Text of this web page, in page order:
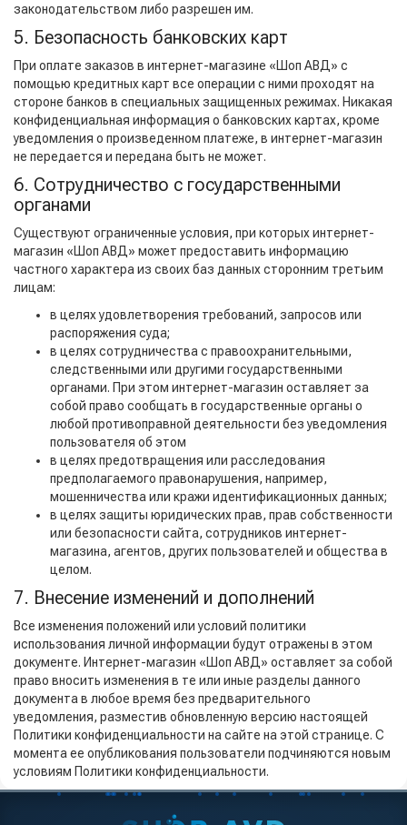
законодательством либо разрешен им.
5. Безопасность банковских карт
При оплате заказов в интернет-магазине «Шоп АВД» с
помощью кредитных карт все операции с ними проходят на
стороне банков в специальных защищенных режимах. Никакая
конфиденциальная информация о банковских картах, кроме
уведомления о произведенном платеже, в интернет-магазин
не передается и передана быть не может.
6. Сотрудничество с государственными
органами
Существуют ограниченные условия, при которых интернет-
магазин «Шоп АВД» может предоставить информацию
частного характера из своих баз данных сторонним третьим
лицам:
в целях удовлетворения требований, запросов или
распоряжения суда;
в целях сотрудничества с правоохранительными,
следственными или другими государственными
органами. При этом интернет-магазин оставляет за
собой право сообщать в государственные органы о
любой противоправной деятельности без уведомления
пользователя об этом
в целях предотвращения или расследования
предполагаемого правонарушения, например,
мошенничества или кражи идентификационных данных;
в целях защиты юридических прав, прав собственности
или безопасности сайта, сотрудников интернет-
магазина, агентов, других пользователей и общества в
целом.
7. Внесение изменений и дополнений
Все изменения положений или условий политики
использования личной информации будут отражены в этом
документе. Интернет-магазин «Шоп АВД» оставляет за собой
право вносить изменения в те или иные разделы данного
документа в любое время без предварительного
уведомления, разместив обновленную версию настоящей
Политики конфиденциальности на сайте на этой странице. С
момента ее опубликования пользователи подчиняются новым
условиям Политики конфиденциальности.